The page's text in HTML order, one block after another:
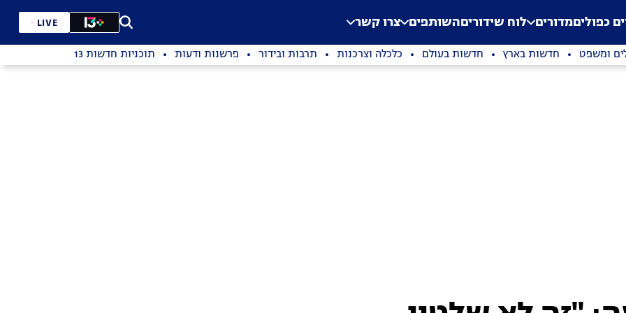
Application error: a
. כפוליםמדורים לוח שידוריםהשותפים צרו קשר LIVE
ומשפט חדשות בארץ חדשות בעולם כלכלה וצרכנות תרבות ובידור פרשנות ודעות תוכניות חדשות 13